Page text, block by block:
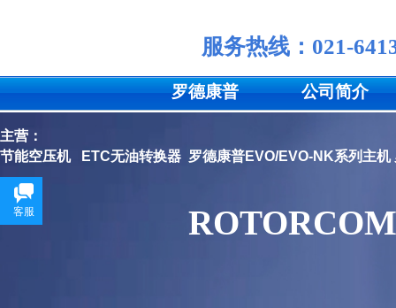
服务热线： 021-
罗德康普 公司简介
主营：
节能空压机
ETC无油转换器 罗德康普EVO/EVO-NK系列主机
客服